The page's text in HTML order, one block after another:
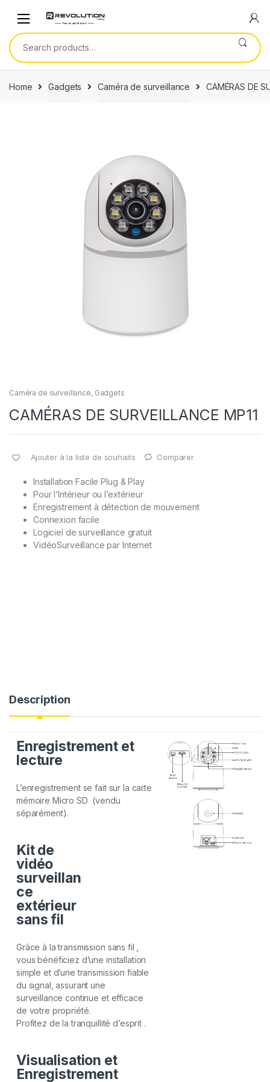
navigation
content
Search
for:
Home Gadgets Caméra de surveillance CAMÉRAS DE
Caméra de surveillance, Gadgets
CAMÉRAS DE SURVEILLANCE MP11
Ajouter à la liste de souhaits Comparer
Installation Facile Plug & Play
Pour l’Intérieur ou l’extérieur
Enregistrement à détection de mouvement
Connexion facile
Logiciel de surveillance gratuit
VidéoSurveillance par Internet
Description
Enregistrement et
lecture
L’enregistrement se fait sur la carte
mémoire Micro SD (vendu
séparément).
Kit de
vidéo
surveillan
ce
extérieur
sans fil
Grâce à la transmission sans fil ,
vous bénéficiez d’une installation
simple et d’une transmission fiable
du signal, assurant une
surveillance continue et efficace
de votre propriété.
Profitez de la tranquillité d’esprit .
Visualisation et
Enregistrement